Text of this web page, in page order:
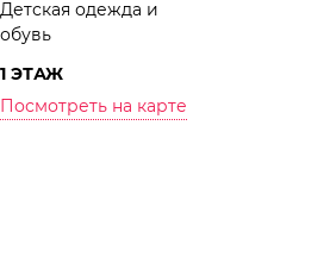
Детская одежда и
обувь
1 ЭТАЖ
Посмотреть на карте